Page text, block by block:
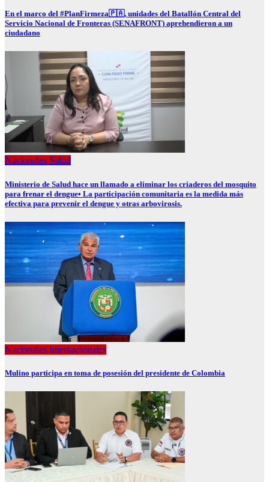
En el marco del #PlanFirmeza🇵🇦, unidades del Batallón Central del
Servicio Nacional de Fronteras (SENAFRONT) aprehendieron a un
ciudadano
Nacionales Salud
Ministerio de Salud hace un llamado a eliminar los criaderos del mosquito
para frenar el dengue• La participación comunitaria es la medida más
efectiva para prevenir el dengue y otras arbovirosis.
Nacionales Internacionales
Mulino participa en toma de posesión del presidente de Colombia